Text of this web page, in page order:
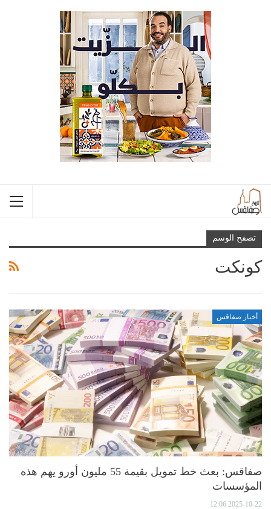
تصفح الوسم
كونكت
أخبار صفاقس
صفاقس: بعث خط تمويل بقيمة 55 مليون أورو يهم هذه
المؤسسات
2025-10-22 12:06